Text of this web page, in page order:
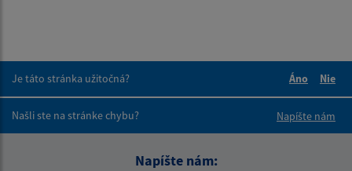
Je táto stránka užitočná?
Áno
Nie
Našli ste na stránke chybu?
Napíšte nám
Napíšte nám: